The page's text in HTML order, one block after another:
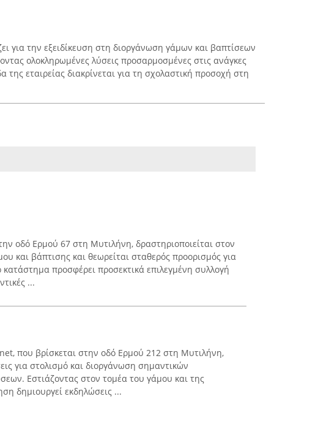
για την εξειδίκευση στη διοργάνωση γάμων και βαπτίσεων
ολοκληρωμένες λύσεις προσαρμοσμένες στις ανάγκες
της εταιρείας διακρίνεται για τη σχολαστική προσοχή στη
οδό Ερμού 67 στη Μυτιλήνη, δραστηριοποιείται στον
και βάπτισης και θεωρείται σταθερός προορισμός για
κατάστημα προσφέρει προσεκτικά επιλεγμένη συλλογή
...
που βρίσκεται στην οδό Ερμού 212 στη Μυτιλήνη,
για στολισμό και διοργάνωση σημαντικών
Εστιάζοντας στον τομέα του γάμου και της
δημιουργεί εκδηλώσεις ...